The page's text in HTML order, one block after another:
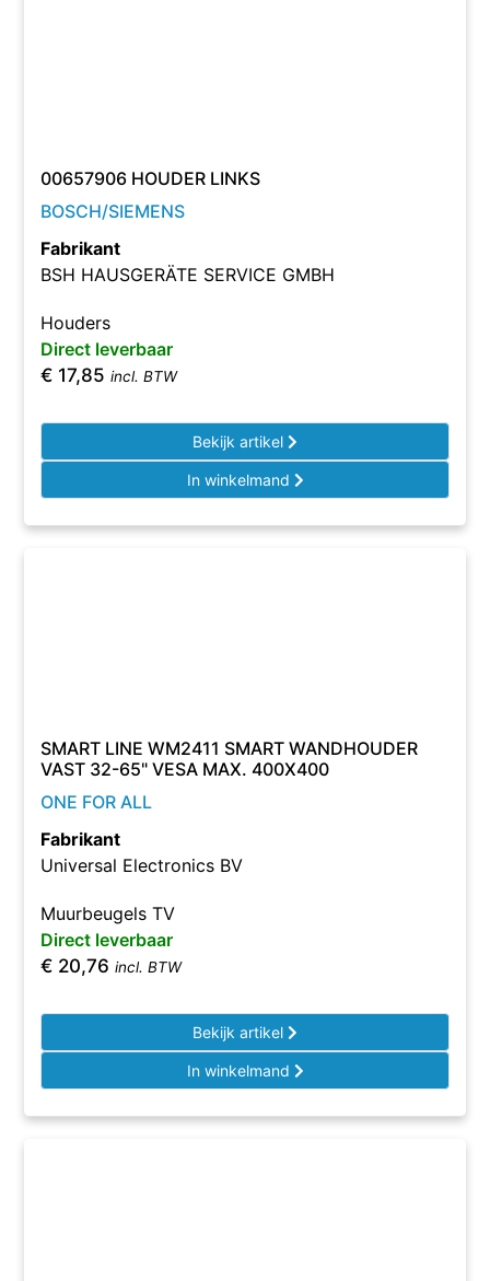
00657906 HOUDER LINKS
BOSCH/SIEMENS
Fabrikant
BSH HAUSGERÄTE SERVICE GMBH
Houders
Direct leverbaar
€ 17,85 incl. BTW
Bekijk artikel
In winkelmand
SMART LINE WM2411 SMART WANDHOUDER
VAST 32-65" VESA MAX. 400X400
ONE FOR ALL
Fabrikant
Universal Electronics BV
Muurbeugels TV
Direct leverbaar
€ 20,76 incl. BTW
Bekijk artikel
In winkelmand